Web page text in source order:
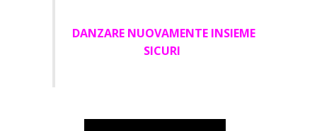
DANZARE NUOVAMENTE INSIEME
SICURI